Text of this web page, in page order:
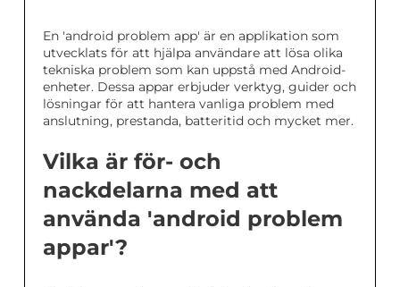
En 'android problem app' är en applikation som
utvecklats för att hjälpa användare att lösa olika
tekniska problem som kan uppstå med Android-
enheter. Dessa appar erbjuder verktyg, guider och
lösningar för att hantera vanliga problem med
anslutning, prestanda, batteritid och mycket mer.
Vilka är för- och
nackdelarna med att
använda 'android problem
appar'?